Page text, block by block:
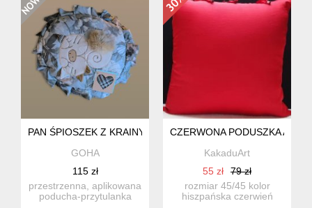
PAN ŚPIOSZEK Z KRAINY FALBANEK
GOHA
115 zł
przestrzenna, aplikowana
poducha-przytulanka
CZERWONA PODUSZKA
KakaduArt
55 zł
79 zł
rozmiar 45/45 kolor
hiszpańska czerwień